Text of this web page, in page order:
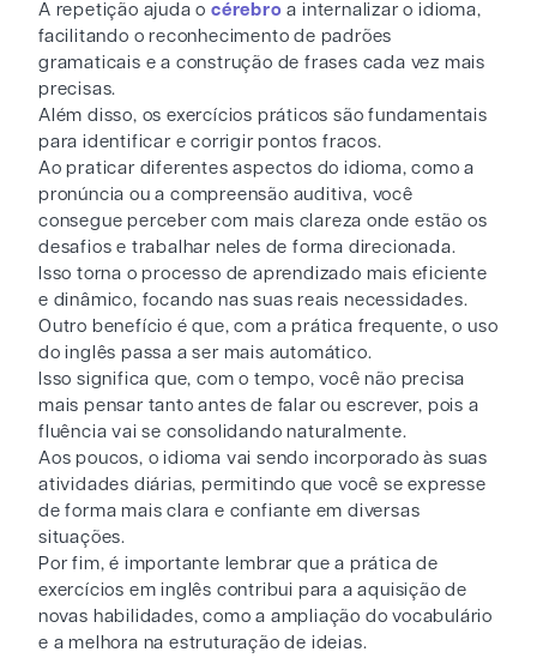
A repetição ajuda o cérebro a internalizar o idioma,
facilitando o reconhecimento de padrões
gramaticais e a construção de frases cada vez mais
precisas.
Além disso, os exercícios práticos são fundamentais
para identificar e corrigir pontos fracos.
Ao praticar diferentes aspectos do idioma, como a
pronúncia ou a compreensão auditiva, você
consegue perceber com mais clareza onde estão os
desafios e trabalhar neles de forma direcionada.
Isso torna o processo de aprendizado mais eficiente
e dinâmico, focando nas suas reais necessidades.
Outro benefício é que, com a prática frequente, o uso
do inglês passa a ser mais automático.
Isso significa que, com o tempo, você não precisa
mais pensar tanto antes de falar ou escrever, pois a
fluência vai se consolidando naturalmente.
Aos poucos, o idioma vai sendo incorporado às suas
atividades diárias, permitindo que você se expresse
de forma mais clara e confiante em diversas
situações.
Por fim, é importante lembrar que a prática de
exercícios em inglês contribui para a aquisição de
novas habilidades, como a ampliação do vocabulário
e a melhora na estruturação de ideias.